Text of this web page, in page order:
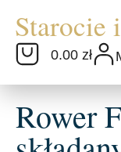
0.00 zł
Rower